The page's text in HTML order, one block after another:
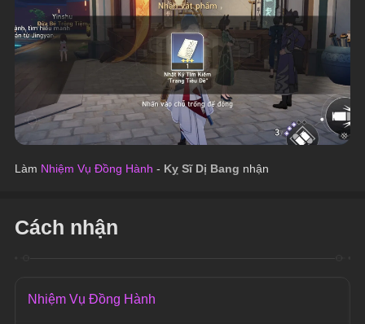
Làm Nhiệm Vụ Đồng Hành - Kỵ Sĩ Dị Bang nhận
Cách nhận
Nhiệm Vụ Đồng Hành